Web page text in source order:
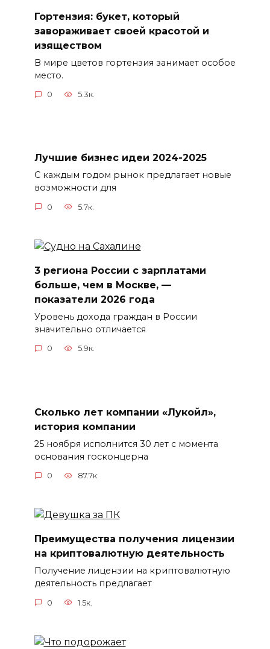
Гортензия: букет, который
завораживает своей красотой и
изяществом
В мире цветов гортензия занимает особое
место.
0 5.3к.
Лучшие бизнес идеи 2024-2025
С каждым годом рынок предлагает новые
возможности для
0 5.7к.
3 региона России с зарплатами
больше, чем в Москве, —
показатели 2026 года
Уровень дохода граждан в России
значительно отличается
0 5.9к.
Сколько лет компании «Лукойл»,
история компании
25 ноября исполнится 30 лет с момента
основания госконцерна
0 87.7к.
Преимущества получения лицензии
на криптовалютную деятельность
Получение лицензии на криптовалютную
деятельность предлагает
0 1.5к.